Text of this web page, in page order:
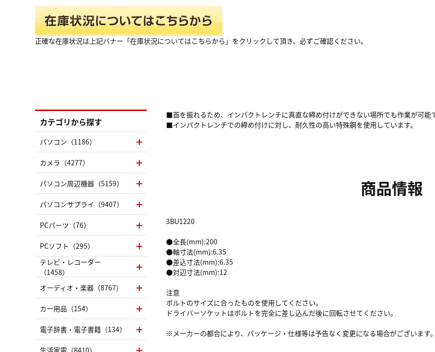
正確な在庫状況は上記バナー「在庫状況についてはこちらから」をクリックして頂き、必ずご確認ください。
■首を振れるため、インパクトレンチに真直な締め付けができない場所でも作業が可能
■インパクトレンチでの締め付けに対し、耐久性の高い特殊鋼を使用しています。
商品情報
3BU1220
●全長(mm):200
●軸寸法(mm):6.35
●差込寸法(mm):6.35
●対辺寸法(mm):12
注意
ボルトのサイズに合ったものを使用してください。
ドライバーソケットはボルトを完全に差し込んだ後に回転させてください。
※メーカーの都合により、パッケージ・仕様等は予告なく変更になる場合がございます
カテゴリから探す
パソコン（1186）
カメラ（4277）
パソコン周辺機器（5159）
パソコンサプライ（9407）
PCパーツ（76）
PCソフト（295）
テレビ・レコーダー
（1458）
オーディオ・楽器（8767）
カー用品（154）
電子辞書・電子書籍（134）
生活家電（8410）